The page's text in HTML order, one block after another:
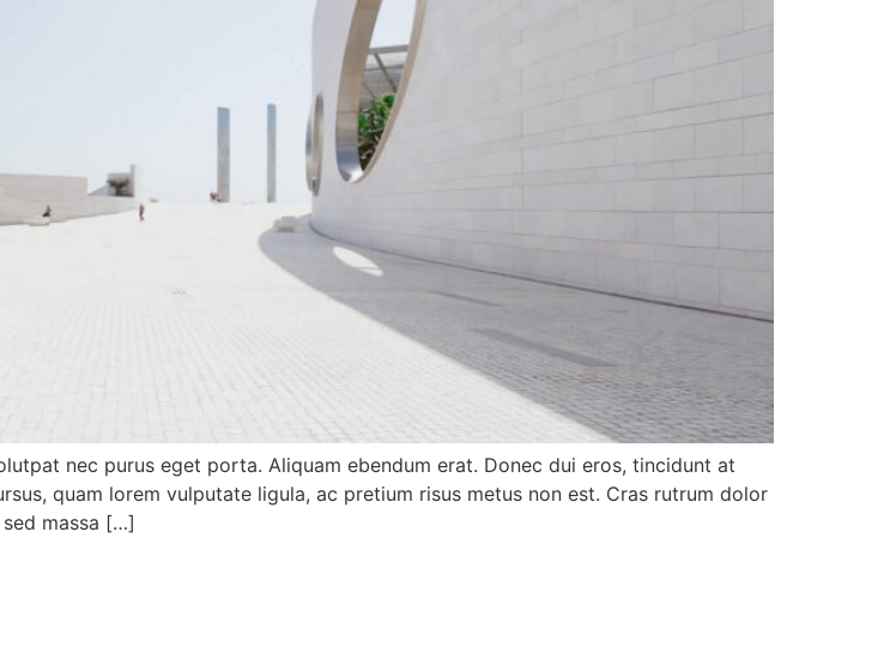
nec purus eget porta. Aliquam ebendum erat. Donec dui eros, tincidunt at
quam lorem vulputate ligula, ac pretium risus metus non est. Cras rutrum dolor
massa […]